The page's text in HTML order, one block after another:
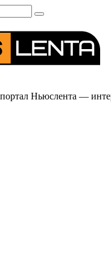
Ньюслента —